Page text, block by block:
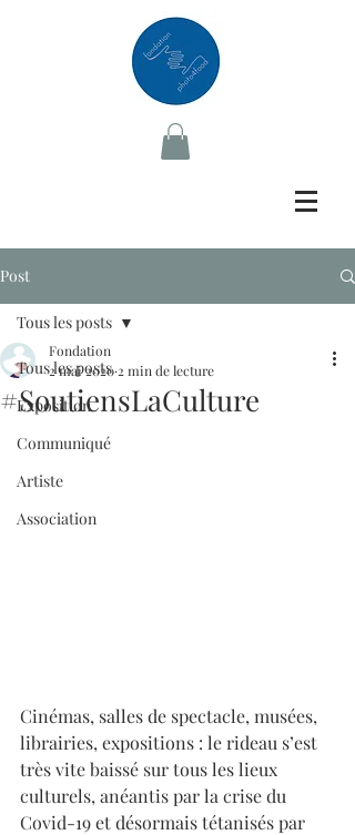
Post
Tous les posts
Exposition
Communiqué
Artiste
Association
Tous les posts
#SoutiensLaCulture
Fondation
2 mai 20202 min de lecture
Cinémas, salles de spectacle, musées,
librairies, expositions : le rideau s’est
très vite baissé sur tous les lieux
culturels, anéantis par la crise du
Covid-19 et désormais tétanisés par